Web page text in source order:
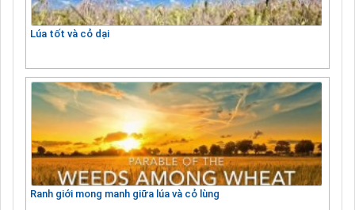
Lúa tốt và cỏ dại
Ranh giới mong manh giữa lúa và cỏ lùng